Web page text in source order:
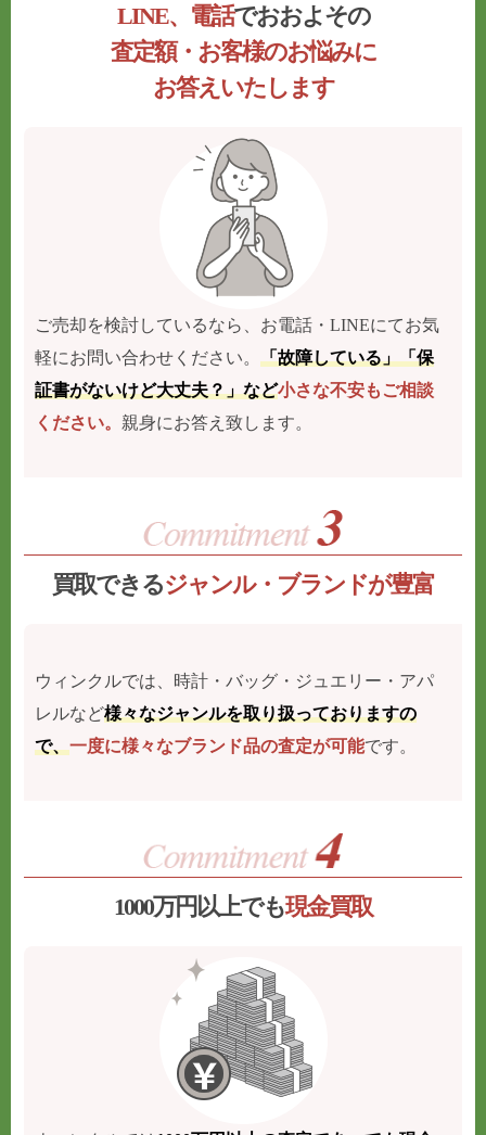
LINE、電話でおおよその
査定額・お客様のお悩みに
お答えいたします
ご売却を検討しているなら、お電話・LINEにてお気
軽にお問い合わせください。「故障している」「保
証書がないけど大丈夫？」など小さな不安もご相談
ください。親身にお答え致します。
買取できるジャンル・ブランドが豊富
ウィンクルでは、時計・バッグ・ジュエリー・アパ
レルなど様々なジャンルを取り扱っておりますの
で、一度に様々なブランド品の査定が可能です。
1000万円以上でも現金買取